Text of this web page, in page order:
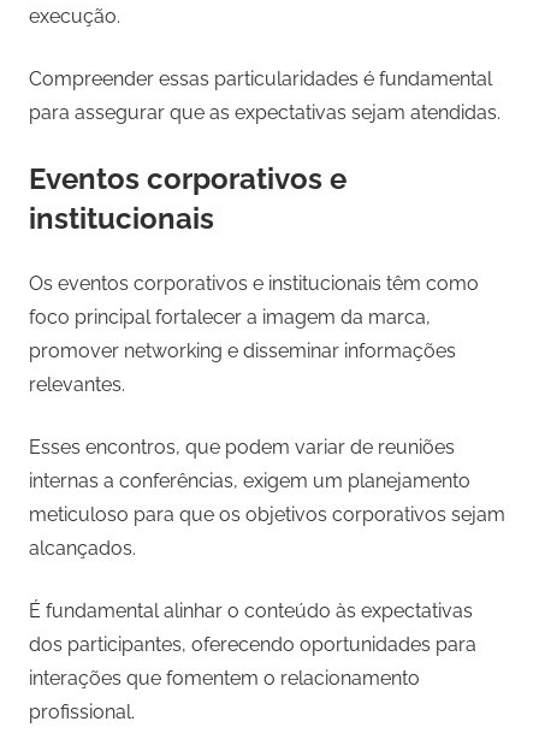
execução.
Compreender essas particularidades é fundamental
para assegurar que as expectativas sejam atendidas.
Eventos corporativos e
institucionais
Os eventos corporativos e institucionais têm como
foco principal fortalecer a imagem da marca,
promover networking e disseminar informações
relevantes.
Esses encontros, que podem variar de reuniões
internas a conferências, exigem um planejamento
meticuloso para que os objetivos corporativos sejam
alcançados.
É fundamental alinhar o conteúdo às expectativas
dos participantes, oferecendo oportunidades para
interações que fomentem o relacionamento
profissional.